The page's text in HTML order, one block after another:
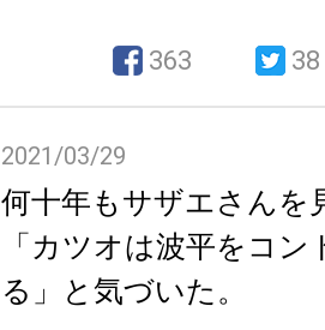
363 38
2021/03/29
何十年もサザエさんを
「カツオは波平をコ
る」と気づいた。